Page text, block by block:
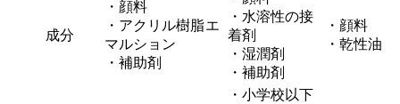
成分
・顔料
・アクリル樹脂エ
マルション
・補助剤
・水溶性の接
着剤
・湿潤剤
・補助剤
・顔料
・乾性油
・小学校以下